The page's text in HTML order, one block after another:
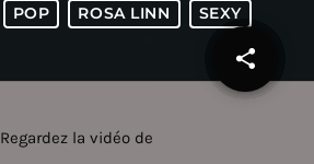
POP ROSA LINN SEXY
share
email
Regardez la vidéo de